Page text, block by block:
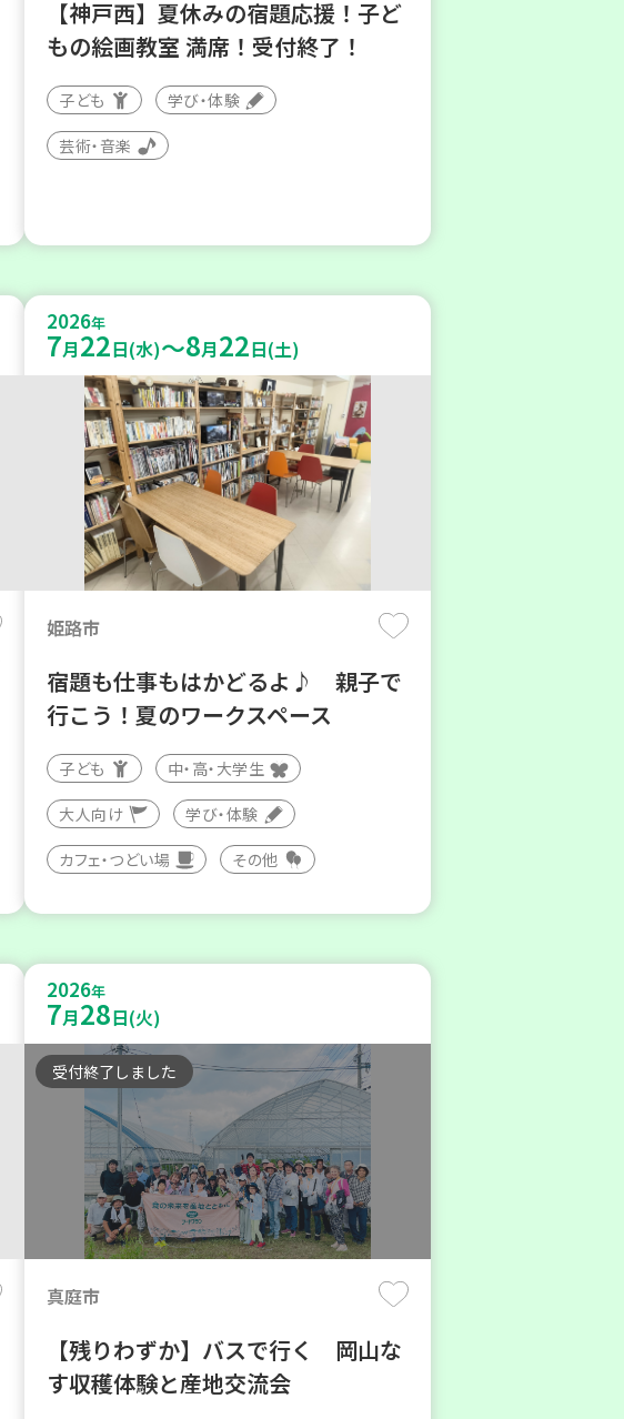
【神戸西】夏休みの宿題応援！子ど
もの絵画教室 満席！受付終了！
子ども 学び・体験
芸術・音楽
2026年
7月22日(水)～8月22日(土)
姫路市
宿題も仕事もはかどるよ♪ 親子で
行こう！夏のワークスペース
子ども 中・高・大学生
大人向け 学び・体験
カフェ・つどい場 その他
2026年
7月28日(火)
受付終了しました
真庭市
【残りわずか】バスで行く 岡山な
す収穫体験と産地交流会